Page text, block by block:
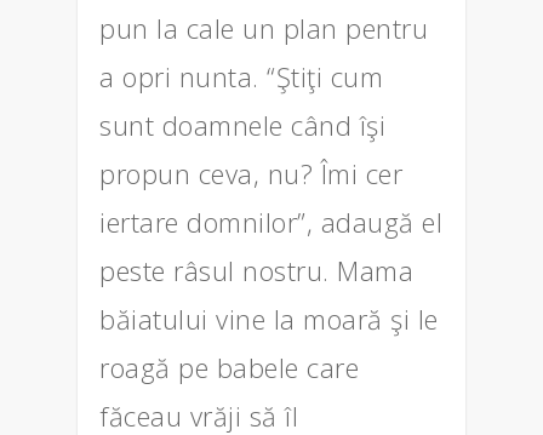
pun la cale un plan pentru
a opri nunta. “Ştiţi cum
sunt doamnele când îşi
propun ceva, nu? Îmi cer
iertare domnilor”, adaugă el
peste râsul nostru. Mama
băiatului vine la moară şi le
roagă pe babele care
făceau vrăji să îl